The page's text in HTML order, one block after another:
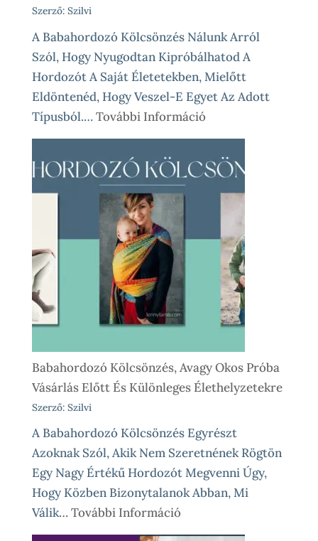
Szerző: Szilvi
A Babahordozó Kölcsönzés Nálunk Arról
Szól, Hogy Nyugodtan Kipróbálhatod A
Hordozót A Saját Életetekben, Mielőtt
Eldöntenéd, Hogy Veszel-E Egyet Az Adott
Típusból.…További Információ:
Babahordozó
Kölcsönzés
Lépésről
Lépésre
Így
Működik
Nálunk
Babahordozó Kölcsönzés, Avagy Okos Próba
Vásárlás Előtt És Különleges Élethelyzetekre
Szerző: Szilvi
A Babahordozó Kölcsönzés Egyrészt
Azoknak Szól, Akik Nem Szeretnének Rögtön
Egy Nagy Értékű Hordozót Megvenni Úgy,
Hogy Közben Bizonytalanok Abban, Mi
Válik…További Információ:
Babahordozó